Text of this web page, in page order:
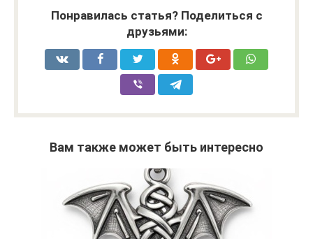
Понравилась статья? Поделиться с
друзьями:
Вам также может быть интересно